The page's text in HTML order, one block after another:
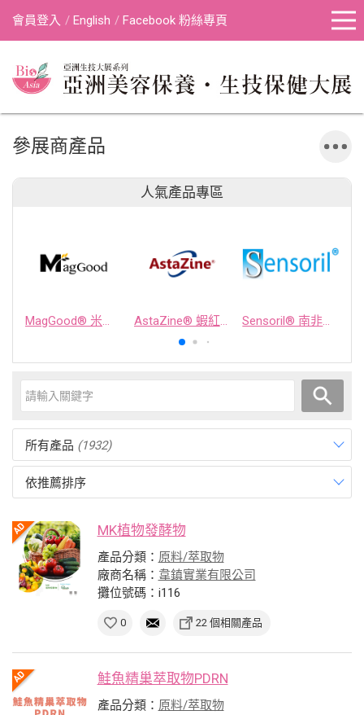
會員登入 English Facebook 粉絲專頁
參展商產品
人氣產品專區
MagGood® 米源鎂® 米糠濃縮物 AstaZine® 蝦紅素 Sensoril® 南非醉茄萃取物
所有產品 (1932)
依推薦排序
MK植物發酵物
產品分類： 原料/萃取物
廠商名稱： 韋鎮實業有限公司
攤位號碼：i116
0 22 個相關產品
鮭魚精巢萃取物PDRN
產品分類： 原料/萃取物